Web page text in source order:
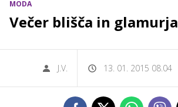
MODA
Večer blišča in glamurja
J.V. 13. 01. 2015 08.04